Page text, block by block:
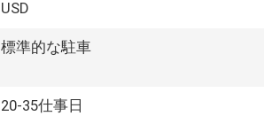
USD
標準的な駐車
20-35仕事日